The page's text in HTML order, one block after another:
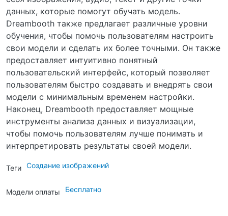
данных, которые помогут обучать модель.
Dreambooth также предлагает различные уровни
обучения, чтобы помочь пользователям настроить
свои модели и сделать их более точными. Он также
предоставляет интуитивно понятный
пользовательский интерфейс, который позволяет
пользователям быстро создавать и внедрять свои
модели с минимальным временем настройки.
Наконец, Dreambooth предоставляет мощные
инструменты анализа данных и визуализации,
чтобы помочь пользователям лучше понимать и
интерпретировать результаты своей модели.
Теги Создание изображений
Модели оплаты Бесплатно